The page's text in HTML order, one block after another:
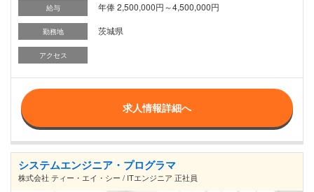
給与 年俸 2,500,000円～4,500,000円
勤務地 茨城県
アクセス
求人情報詳細へ
システムエンジニア・プログラマ
株式会社 ティー・エイ・シー / ITエンジニア 正社員